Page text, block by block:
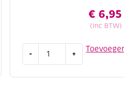
€ 6,95
(Inc BTW)
-
reliefpaint
+